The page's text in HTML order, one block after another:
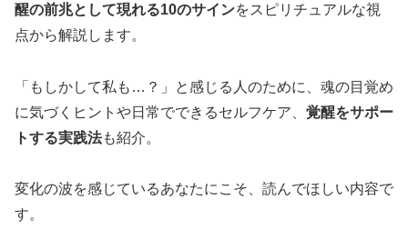
醒の前兆として現れる10のサインをスピリチュアルな視
点から解説します。
「もしかして私も…？」と感じる人のために、魂の目覚め
に気づくヒントや日常でできるセルフケア、 覚醒をサポー
トする実践法も紹介。
変化の波を感じているあなたにこそ、読んでほしい内容で
す。